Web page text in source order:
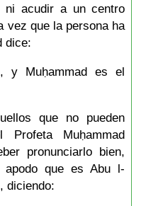
ni acudir a un centro
vez que la persona ha
dice:
y Muḥammad es el
que no pueden
Muḥammad
pronunciarlo bien,
que es Abu l-
diciendo: